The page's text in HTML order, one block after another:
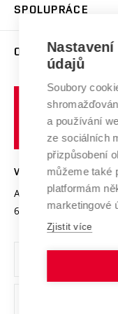
Brno
Celoživotní vzdělávání
E-přihláška
Harmonogram
Závěrečné práce
Doktorské studium
Zpracování osobních
Sociální bezpečí
Studium bez bariér
Podpora podnikání
Mezinárodní vědecká
Systém zajišťování
Výzkumné
Transfer znalostí
Open Science
Projekty
Projekty ze
Specifický výzkum
SPOLUPRÁCE
Zahraniční spolupráce
Spolupráce se školami
Služby univerzity
Mezinárodní dohody
Univerzitní sítě
O UNIVERZITĚ
Profil univerzity
Udržitelná univerzita
Podnikavá univerzita /
Bezpečná univerzita
Vyznamenání
Organizační struktura
Ochrana osobních
VYSOKÉ UČENÍ
Antonínská 548/1
602 00 Brno
údajů
Soubory
a používání
ze sociálních
přizpůsobení
můžeme také
platformám
marketingové
Zjistit více